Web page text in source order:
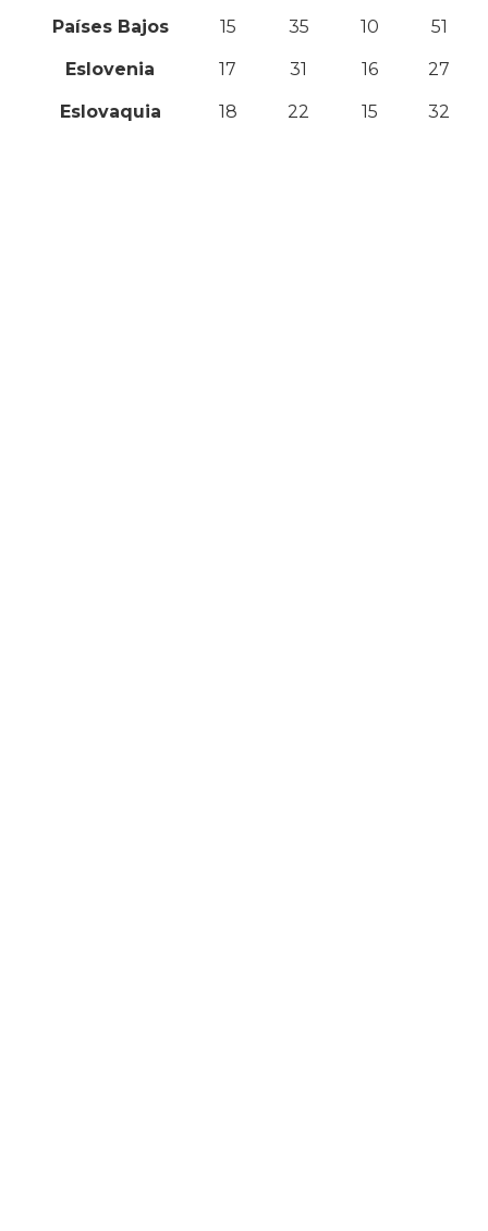
Países Bajos 15 35 10 51
Eslovenia 17 31 16 27
Eslovaquia 18 22 15 32